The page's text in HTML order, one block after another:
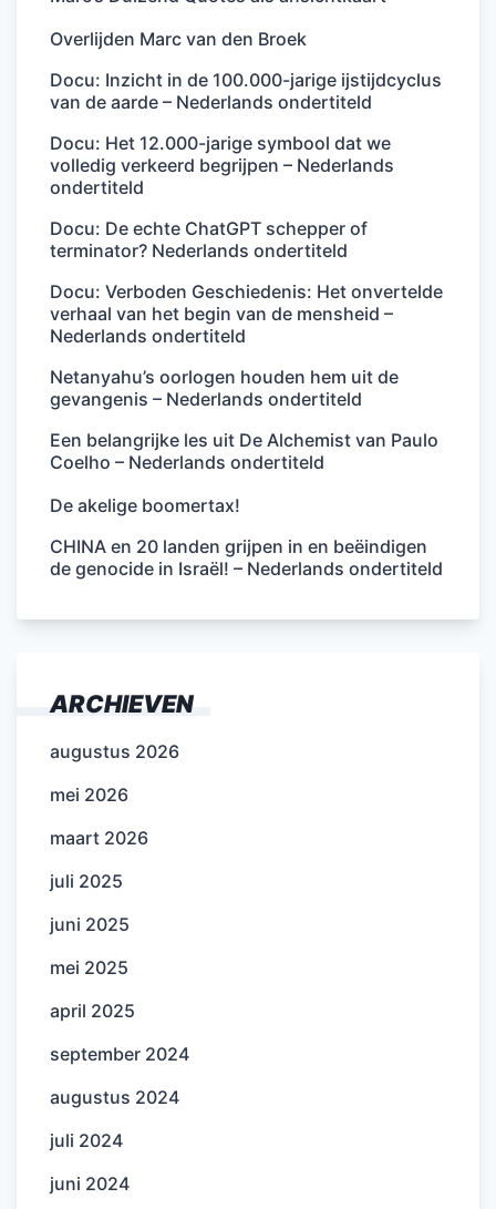
Overlijden Marc van den Broek
Docu: Inzicht in de 100.000-jarige ijstijdcyclus
van de aarde – Nederlands ondertiteld
Docu: Het 12.000-jarige symbool dat we
volledig verkeerd begrijpen – Nederlands
ondertiteld
Docu: De echte ChatGPT schepper of
terminator? Nederlands ondertiteld
Docu: Verboden Geschiedenis: Het onvertelde
verhaal van het begin van de mensheid –
Nederlands ondertiteld
Netanyahu’s oorlogen houden hem uit de
gevangenis – Nederlands ondertiteld
Een belangrijke les uit De Alchemist van Paulo
Coelho – Nederlands ondertiteld
De akelige boomertax!
CHINA en 20 landen grijpen in en beëindigen
de genocide in Israël! – Nederlands ondertiteld
ARCHIEVEN
augustus 2026
mei 2026
maart 2026
juli 2025
juni 2025
mei 2025
april 2025
september 2024
augustus 2024
juli 2024
juni 2024